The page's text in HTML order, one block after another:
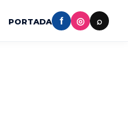
PORTADA f ◎ ⌕